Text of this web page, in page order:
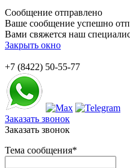
Сообщение отправлено
Ваше сообщение успешно
Вами свяжется наш
Закрыть окно
+7 (8422) 50-55-77
Заказать звонок
Заказать звонок
Тема сообщения*